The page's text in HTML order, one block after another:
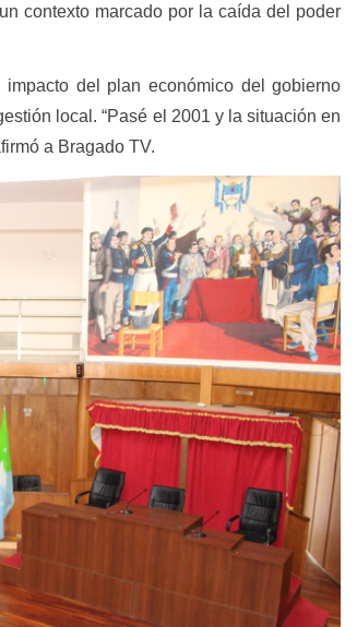
contexto marcado por la caída del poder
impacto del plan económico del gobierno
local. “Pasé el 2001 y la situación en
a Bragado TV.